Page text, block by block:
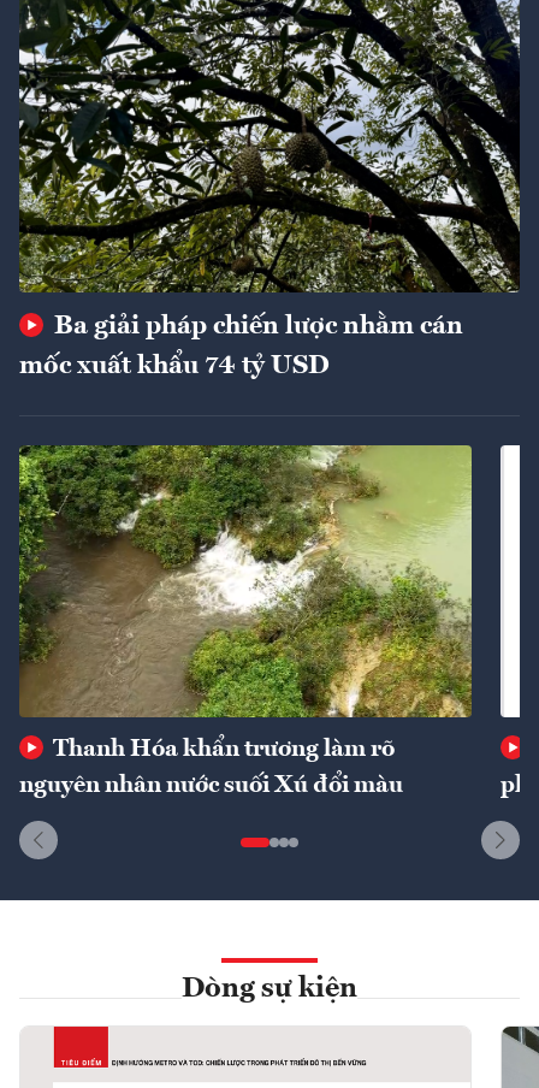
Ba giải pháp chiến lược nhằm cán
mốc xuất khẩu 74 tỷ USD
Thanh Hóa khẩn trương làm rõ
nguyên nhân nước suối Xú đổi màu
phí
Dòng sự kiện